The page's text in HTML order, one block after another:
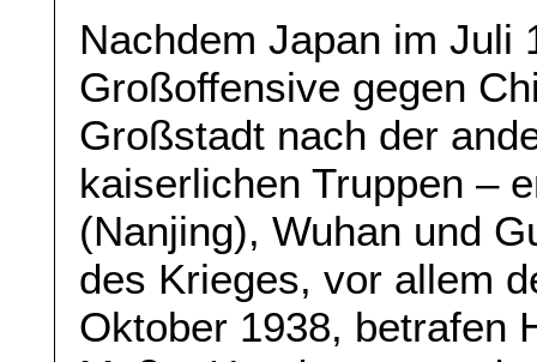
Nachdem Japan im Juli
Großoffensive gegen
Großstadt nach der
kaiserlichen Truppen –
(Nanjing), Wuhan und
des Krieges, vor allem
Oktober 1938, betrafen